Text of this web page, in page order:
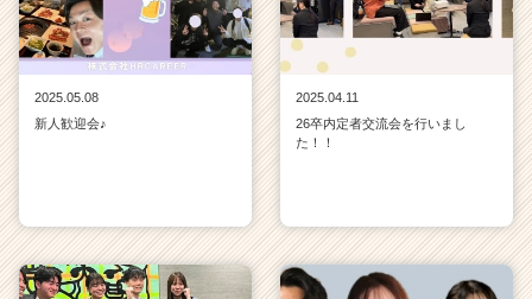
2025.05.08
新人歓迎会♪
2025.04.11
26卒内定者交流会を行いまし
た！！